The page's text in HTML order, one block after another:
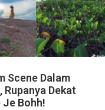
Scene Dalam
Rupanya Dekat
Je Bohh!